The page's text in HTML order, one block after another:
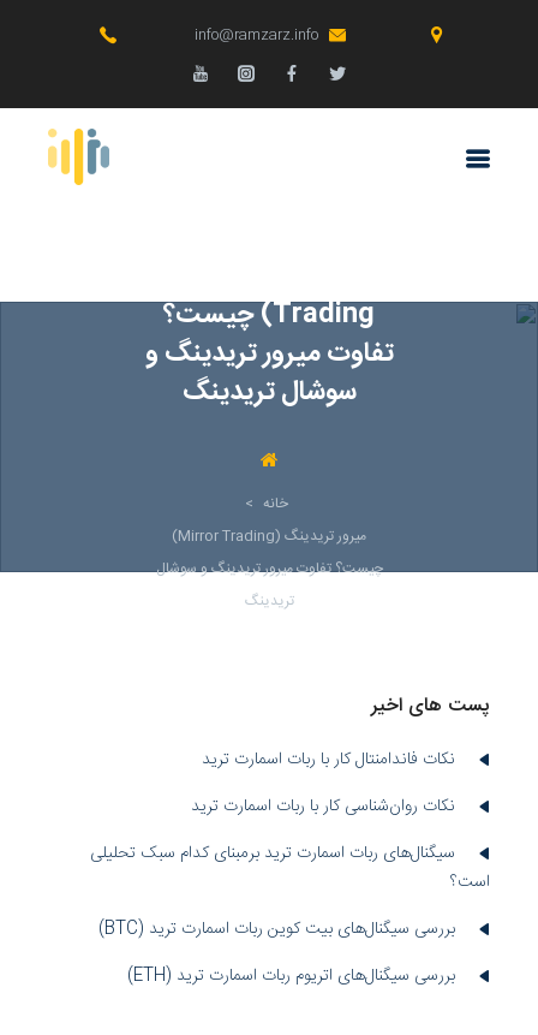
info@ramzarz.info
Trading) چیست؟
تفاوت میرور تریدینگ و
سوشال تریدینگ
خانه >
میرور تریدینگ (Mirror Trading)
چیست؟ تفاوت میرور تریدینگ و سوشال
تریدینگ
پست های اخیر
نکات فاندامنتال کار با ربات اسمارت ترید
نکات روان‌شناسی کار با ربات اسمارت ترید
سیگنال‌های ربات اسمارت ترید برمبنای کدام سبک تحلیلی
است؟
بررسی سیگنال‌های بیت کوین ربات اسمارت ترید (BTC)
بررسی سیگنال‌های اتریوم ربات اسمارت ترید (ETH)